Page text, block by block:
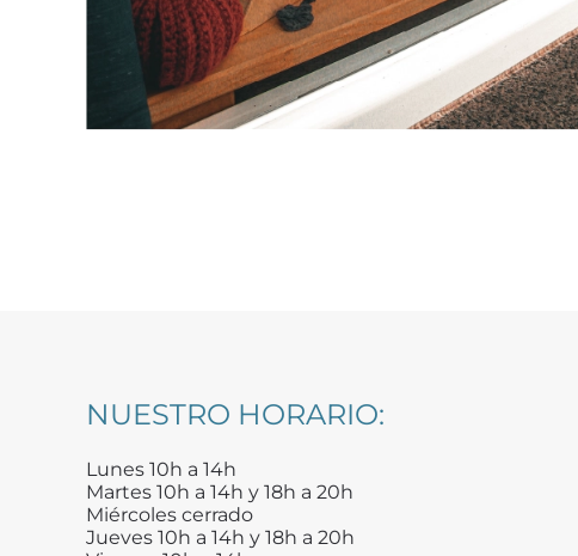
NUESTRO HORARIO:
Lunes 10h a 14h
Martes 10h a 14h y 18h a 20h
Miércoles cerrado
Jueves 10h a 14h y 18h a 20h